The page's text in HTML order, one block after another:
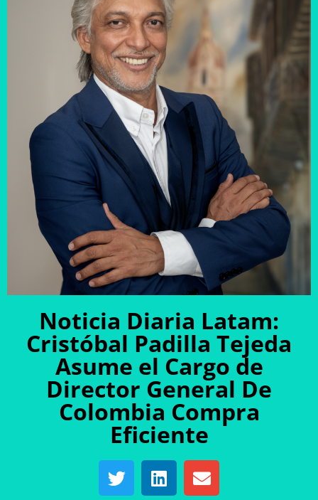
Noticia Diaria Latam:
Cristóbal Padilla Tejeda
Asume el Cargo de
Director General De
Colombia Compra
Eficiente